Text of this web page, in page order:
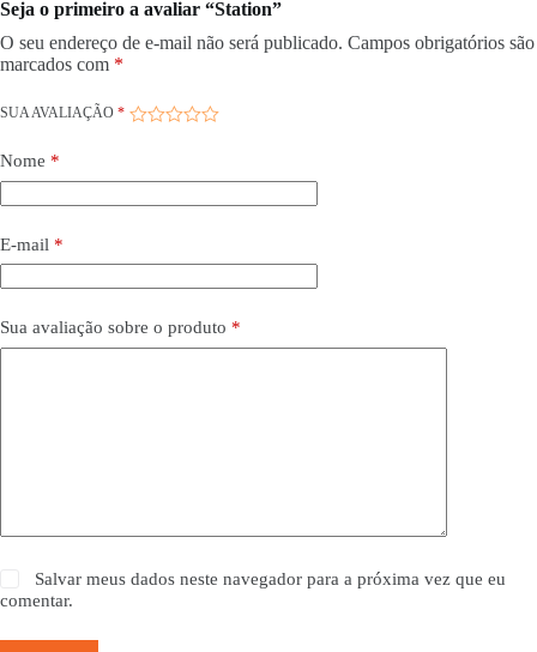
Seja o primeiro a avaliar “Station”
O seu endereço de e-mail não será publicado. Campos obrigatórios são
marcados com *
SUA AVALIAÇÃO *
Nome *
E-mail *
Sua avaliação sobre o produto *
Salvar meus dados neste navegador para a próxima vez que eu
comentar.